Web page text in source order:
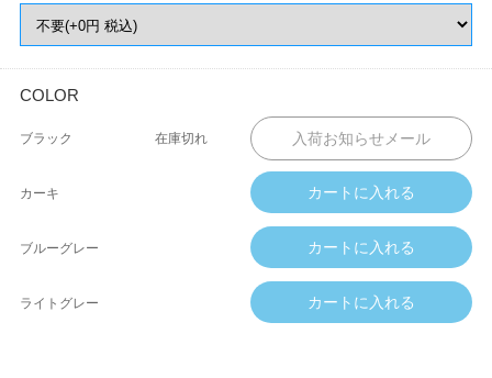
COLOR
ブラック 在庫切れ
カーキ
ブルーグレー
ライトグレー